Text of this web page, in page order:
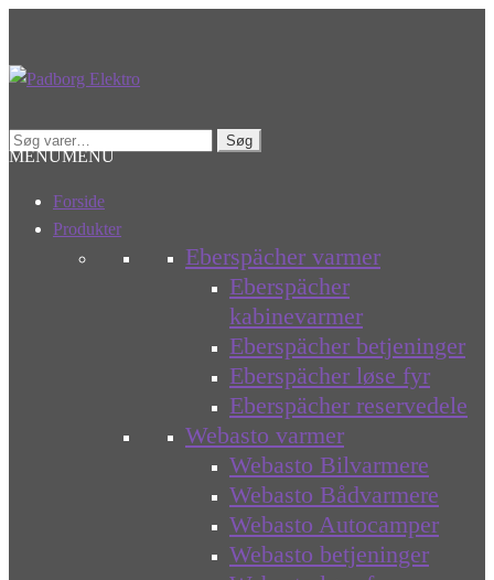
Spring
Spring
Søg
efter:
Søg
MENUMENU
Forside
Produkter
Eberspächer varmer
Eberspächer
kabinevarmer
Eberspächer betjeninger
Eberspächer løse fyr
Eberspächer reservedele
Webasto varmer
Webasto Bilvarmere
Webasto Bådvarmere
Webasto Autocamper
Webasto betjeninger